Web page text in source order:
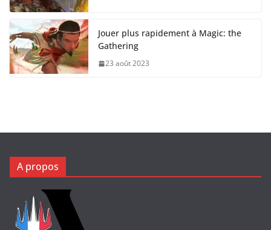
Jouer plus rapidement à Magic: the
Gathering
23 août 2023
A propos